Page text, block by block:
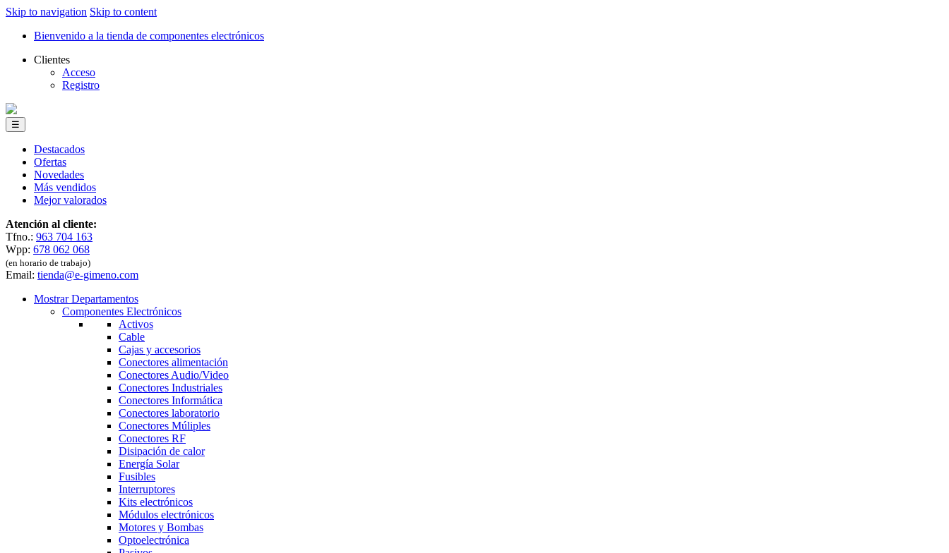
Skip to navigation Skip to content
Bienvenido a la tienda de componentes electrónicos
Clientes
Acceso
Registro
☰
Destacados
Ofertas
Novedades
Más vendidos
Mejor valorados
Atención al cliente:
Tfno.: 963 704 163
Wpp: 678 062 068
(en horario de trabajo)
Email: tienda@e-gimeno.com
Mostrar Departamentos
Componentes Electrónicos
Activos
Cable
Cajas y accesorios
Conectores alimentación
Conectores Audio/Video
Conectores Industriales
Conectores Informática
Conectores laboratorio
Conectores Múliples
Conectores RF
Disipación de calor
Energía Solar
Fusibles
Interruptores
Kits electrónicos
Módulos electrónicos
Motores y Bombas
Optoelectrónica